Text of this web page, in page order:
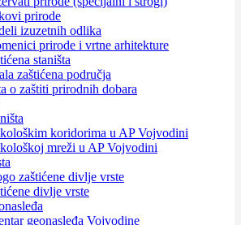
prirode
izuzetnih odlika
prirode i vrtne arhitekture
staništa
zaštićena područja
o zaštiti prirodnih dobara
koridorima u AP Vojvodini
mreži u AP Vojvodini
zaštićene divlje vrste
divlje vrste
geonasleđa Vojvodine